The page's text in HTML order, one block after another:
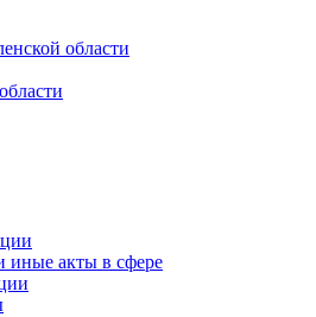
области
иные акты в сфере